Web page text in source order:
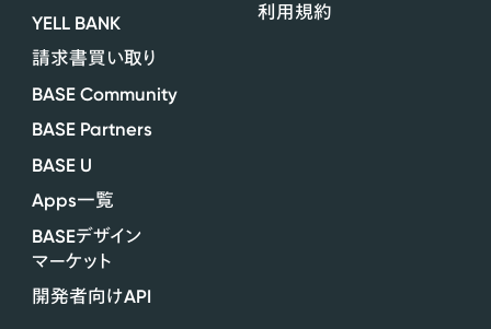
YELL BANK
請求書買い取り
BASE Community
BASE Partners
BASE U
Apps一覧
BASEデザイン
マーケット
開発者向けAPI
利用規約